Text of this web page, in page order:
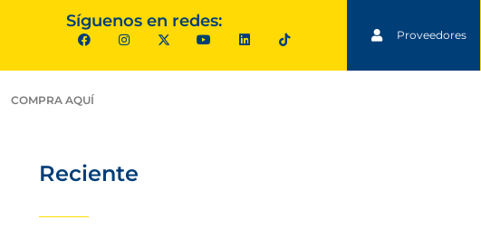
Síguenos en redes:
Proveedores
COMPRA AQUÍ
Reciente